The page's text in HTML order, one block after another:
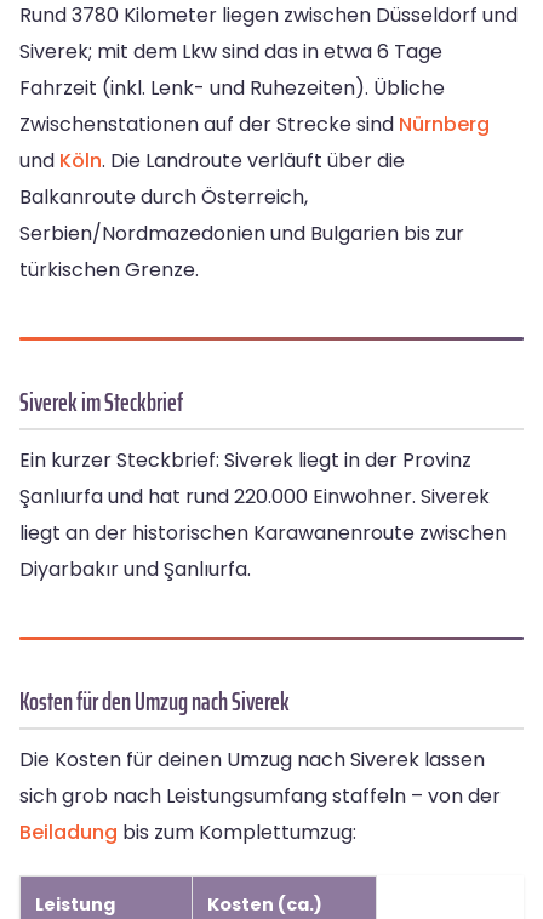
Rund 3780 Kilometer liegen zwischen Düsseldorf und
Siverek; mit dem Lkw sind das in etwa 6 Tage
Fahrzeit (inkl. Lenk- und Ruhezeiten). Übliche
Zwischenstationen auf der Strecke sind Nürnberg
und Köln. Die Landroute verläuft über die
Balkanroute durch Österreich,
Serbien/Nordmazedonien und Bulgarien bis zur
türkischen Grenze.
Siverek im Steckbrief
Ein kurzer Steckbrief: Siverek liegt in der Provinz
Şanlıurfa und hat rund 220.000 Einwohner. Siverek
liegt an der historischen Karawanenroute zwischen
Diyarbakır und Şanlıurfa.
Kosten für den Umzug nach Siverek
Die Kosten für deinen Umzug nach Siverek lassen
sich grob nach Leistungsumfang staffeln – von der
Beiladung bis zum Komplettumzug:
Leistung Kosten (ca.)